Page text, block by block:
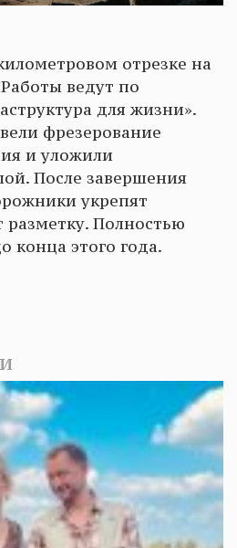
отрезке на
ведут по
для жизни».
фрезерование
и уложили
После завершения
укрепят
Полностью
конца этого года.